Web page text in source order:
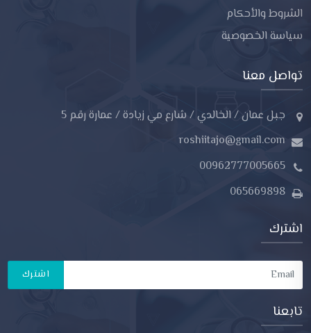
الشروط والأحكام
سياسة الخصوصية
تواصل معنا
جبل عمان / الخالدي / شارع مي زيادة / عمارة رقم 5
roshiitajo@gmail.com
00962777005665
065669898
اشترك
اشترك
تابعنا